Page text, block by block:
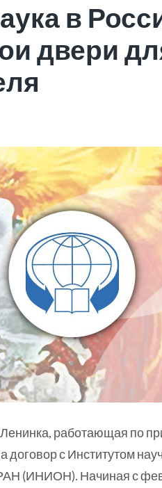
в
двери
работающая по
договор с Институтом
(ИНИОН). Начиная с